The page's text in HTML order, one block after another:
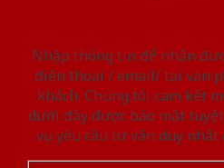
Nhập thông tin để nhận
điện thoại / email/ tại văn
khách. Chúng tôi cam kết
dưới đây được bảo mật
vụ yêu cầu tư vấn duy nhất